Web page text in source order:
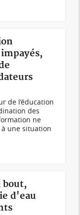
de l’éducation
des
ne
une situation
bout,
d'eau